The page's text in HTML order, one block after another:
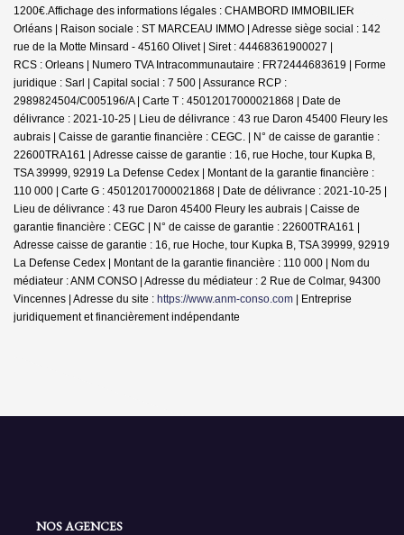
1200€.Affichage des informations légales : CHAMBORD IMMOBILIER
Orléans | Raison sociale : ST MARCEAU IMMO | Adresse siège social : 142
rue de la Motte Minsard - 45160 Olivet | Siret : 44468361900027 |
RCS : Orleans | Numero TVA Intracommunautaire : FR72444683619 | Forme
juridique : Sarl | Capital social : 7 500 | Assurance RCP :
2989824504/C005196/A | Carte T : 45012017000021868 | Date de
délivrance : 2021-10-25 | Lieu de délivrance : 43 rue Daron 45400 Fleury les
aubrais | Caisse de garantie financière : CEGC. | N° de caisse de garantie :
22600TRA161 | Adresse caisse de garantie : 16, rue Hoche, tour Kupka B,
TSA 39999, 92919 La Defense Cedex | Montant de la garantie financière :
110 000 | Carte G : 45012017000021868 | Date de délivrance : 2021-10-25 |
Lieu de délivrance : 43 rue Daron 45400 Fleury les aubrais | Caisse de
garantie financière : CEGC | N° de caisse de garantie : 22600TRA161 |
Adresse caisse de garantie : 16, rue Hoche, tour Kupka B, TSA 39999, 92919
La Defense Cedex | Montant de la garantie financière : 110 000 | Nom du
médiateur : ANM CONSO | Adresse du médiateur : 2 Rue de Colmar, 94300
Vincennes | Adresse du site : https://www.anm-conso.com | Entreprise
juridiquement et financièrement indépendante
NOS AGENCES